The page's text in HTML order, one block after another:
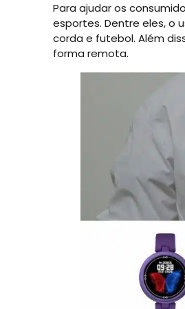
Para ajudar os
esportes. Dentre eles, o
corda e futebol. Além
forma remota.